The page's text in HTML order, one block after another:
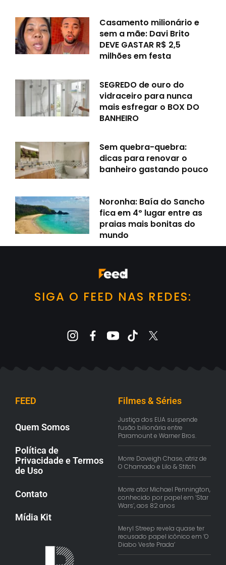
Casamento milionário e
sem a mãe: Davi Brito
DEVE GASTAR R$ 2,5
milhões em festa
SEGREDO de ouro do
vidraceiro para nunca
mais esfregar o BOX DO
BANHEIRO
Sem quebra-quebra:
dicas para renovar o
banheiro gastando pouco
Noronha: Baía do Sancho
fica em 4º lugar entre as
praias mais bonitas do
mundo
SIGA O FEED NAS REDES:
FEED
Quem Somos
Política de
Privacidade e Termos
de Uso
Contato
Mídia Kit
Filmes & Séries
Justiça dos EUA suspende
fusão bilionária entre
Paramount e Warner Bros.
Morre Daveigh Chase, atriz de
O Chamado e Lilo & Stitch
Morre ator Michael Pennington,
conhecido por papel em ‘Star
Wars’, aos 82 anos
Meryl Streep revela quase ter
recusado papel icônico em ‘O
Diabo Veste Prada’